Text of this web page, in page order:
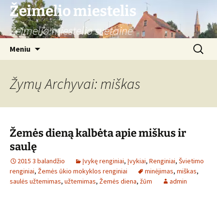
Žeimelio miestelis
Žeimelio miestelio svetainė
Meniu Ieškoti:
Žymų Archyvai: miškas
Žemės dieną kalbėta apie miškus ir
saulę
2015 3 balandžio Įvykę renginiai, Įvykiai, Renginiai, Švietimo
renginiai, Žemės ūkio mokyklos renginiai minėjimas, miškas,
saulės užtemimas, užtemimas, Žemės diena, žūm admin